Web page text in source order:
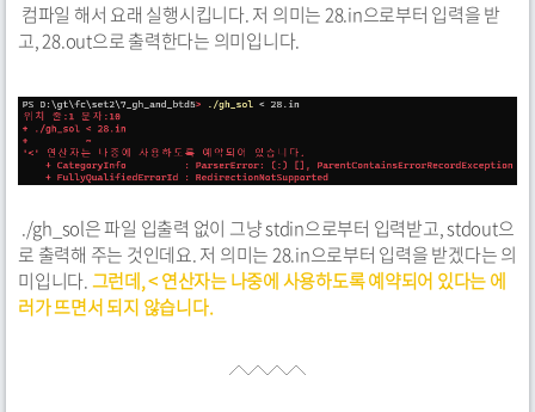
컴파일 해서 요래 실행시킵니다. 저 의미는 28.in으로부터 입력을 받
고, 28.out으로 출력한다는 의미입니다.
./gh_sol은 파일 입출력 없이 그냥 stdin으로부터 입력받고, stdout으
로 출력해 주는 것인데요. 저 의미는 28.in으로부터 입력을 받겠다는 의
미입니다.그런데, < 연산자는 나중에 사용하도록 예약되어 있다는 에
러가 뜨면서 되지 않습니다.